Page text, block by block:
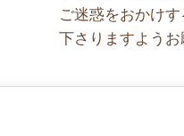
ご迷惑をおかけ
下さりますようお